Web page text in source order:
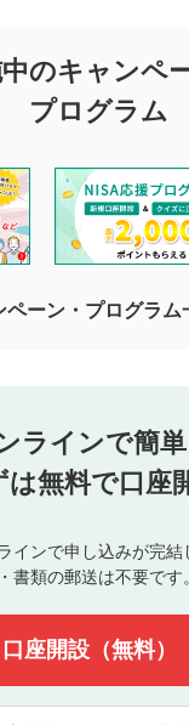
ン
投稿できます。（お名
稿に関する注
画コンテンツに、評価
用者は以下の注意事項
うものとしてください
視聴される際の参考に
、本注意事項に同意さ
士、もしくは利用者
た損害に対して一切の
トは当社にて審査の
までに日数がかかる場
せん。各動画コンテン
いたします。ご了承く
すると判断された投
ございます。
のキャンペ
プログラム
ペーン・プログラム
ラインで簡単
は無料で口座
インで申し込みが完結
書類の郵送は不要です。
口座開設（無料）